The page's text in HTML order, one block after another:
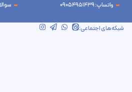
شبکه‌های اجتماعی:
واتساپ: 09054951439